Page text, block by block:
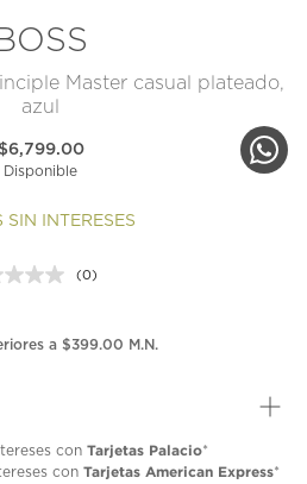
Master casual plateado,
azul
$6,799.00
Disponible
SIN INTERESES
Sin
en
(0)
a $399.00 M.N.
con Tarjetas Palacio*
con Tarjetas American Express*